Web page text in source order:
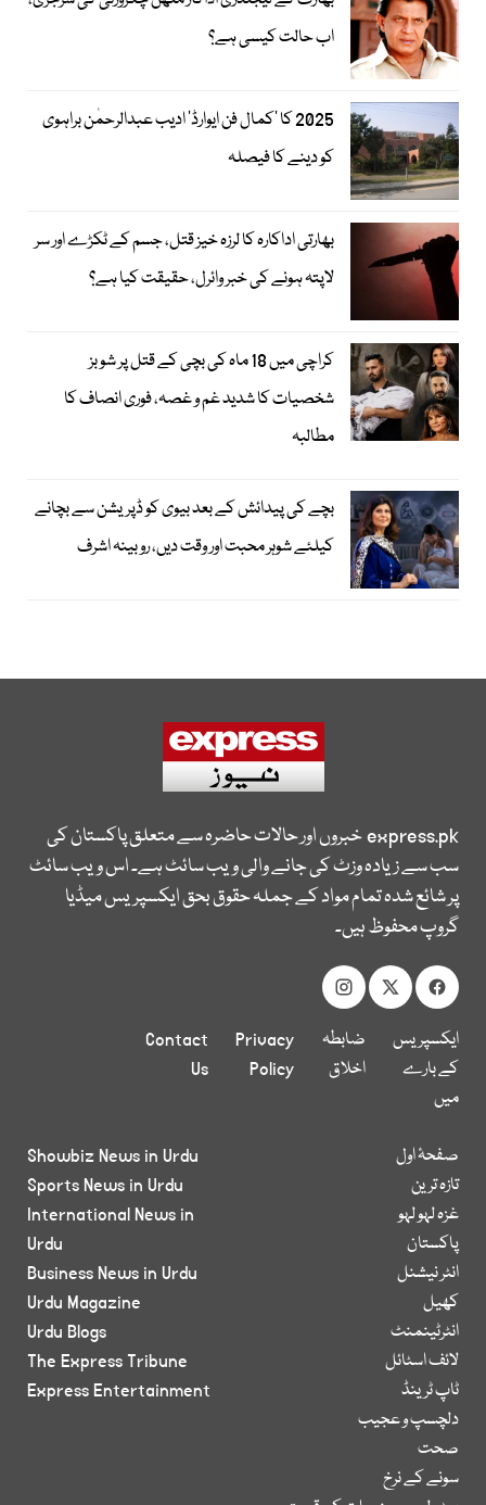
اب حالت کیسی ہے؟
2025 کا ’کمال فن ایوارڈ‘ ادیب عبدالرحمٰن براہوی
کو دینے کا فیصلہ
بھارتی اداکارہ کا لرزہ خیز قتل، جسم کے ٹکڑے اور سر
لاپتہ ہونے کی خبر وائرل، حقیقت کیا ہے؟
کراچی میں 18 ماہ کی بچی کے قتل پر شوبز
شخصیات کا شدید غم و غصہ، فوری انصاف کا
مطالبہ
بچے کی پیدائش کے بعد بیوی کو ڈپریشن سے بچانے
کیلئے شوہر محبت اور وقت دیں، روبینہ اشرف
express.pkخبروں اور حالات حاضرہ سے متعلق پاکستان کی
سب سے زیادہ وزٹ کی جانے والی ویب سائٹ ہے۔ اس ویب سائٹ
پر شائع شدہ تمام مواد کے جملہ حقوق بحق ایکسپریس میڈیا
گروپ محفوظ ہیں۔
ایکسپریس
کے بارے
میں
ضابطہ
اخلاق
Privacy
Policy
Contact
Us
صفحۂ اول
تازہ ترین
غزہ لہو لہو
پاکستان
انٹر نیشنل
کھیل
انٹرٹینمنٹ
لائف اسٹائل
ٹاپ ٹرینڈ
دلچسپ و عجیب
صحت
سونے کے نرخ
Showbiz News in Urdu
Sports News in Urdu
International News in
Urdu
Business News in Urdu
Urdu Magazine
Urdu Blogs
The Express Tribune
Express Entertainment